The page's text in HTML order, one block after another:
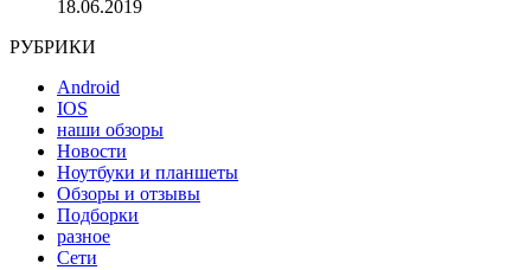
18.06.2019
РУБРИКИ
Android
IOS
наши обзоры
Новости
Ноутбуки и планшеты
Обзоры и отзывы
Подборки
разное
Сети